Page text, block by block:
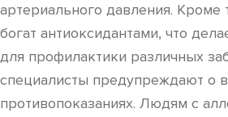
артериального давления. Кроме
богат антиоксидантами, что
для профилактики различных
специалисты предупреждают о
противопоказаниях. Людям с